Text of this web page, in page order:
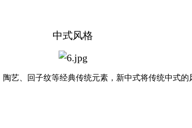
中式风格
、回子纹等经典传统元素，新中式将传统中式的